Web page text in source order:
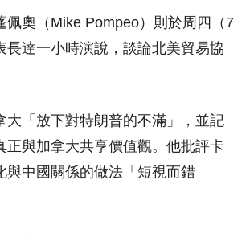
佩奧（Mike Pompeo）則於周四（7
長達一小時演說，談論北美貿易協
大「放下對特朗普的不滿」，並記
正與加拿大共享價值觀。他批評卡
與中國關係的做法「短視而錯